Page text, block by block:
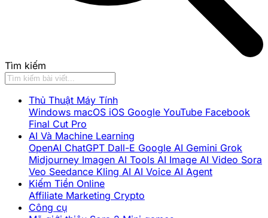
Tìm kiếm
Thủ Thuật Máy Tính
Windows macOS iOS Google YouTube Facebook
Final Cut Pro
AI Và Machine Learning
OpenAI ChatGPT Dall-E Google AI Gemini Grok
Midjourney Imagen AI Tools AI Image AI Video Sora
Veo Seedance Kling AI AI Voice AI Agent
Kiếm Tiền Online
Affiliate Marketing Crypto
Công cụ